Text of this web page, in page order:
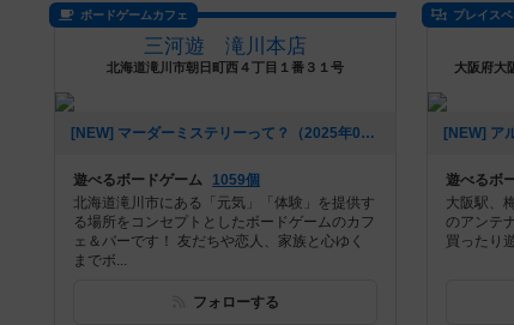
ボードゲームカフェ
三河遊 滝川本店
北海道滝川市朝日町西４丁目１番３１号
[NEW] マーダーミステリーって？（2025年03月11日 22時48分）
遊べるボードゲーム
1059個
北海道滝川市にある「元気」「体験」を提供す
る場所をコンセプトとしたボードゲームのカフ
ェ＆バーです！ 友だちや恋人、家族と心ゆく
までボ...
フォローする
プレイスペ
大阪府大
遊べるボ
大阪駅、
のアンテ
買ったり